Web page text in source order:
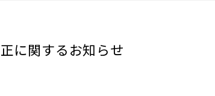
に関するお知らせ